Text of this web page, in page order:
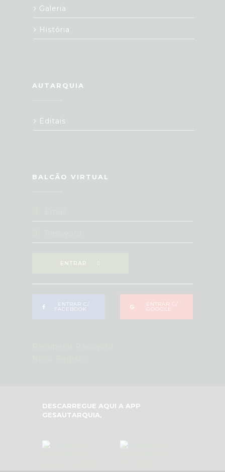
Galeria
História
AUTARQUIA
Editais
BALCÃO VIRTUAL
ENTRAR
ENTRAR C/
FACEBOOK
ENTRAR C/
GOOGLE
DESCARREGUE AQUI A APP
GESAUTARQUIA,